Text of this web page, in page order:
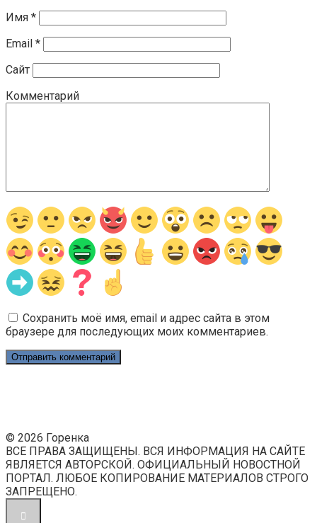
Имя *
Email *
Сайт
Комментарий
Сохранить моё имя, email и адрес сайта в этом
браузере для последующих моих комментариев.
© 2026 Горенка
ВСЕ ПРАВА ЗАЩИЩЕНЫ. ВСЯ ИНФОРМАЦИЯ НА САЙТЕ
ЯВЛЯЕТСЯ АВТОРСКОЙ. ОФИЦИАЛЬНЫЙ НОВОСТНОЙ
ПОРТАЛ. ЛЮБОЕ КОПИРОВАНИЕ МАТЕРИАЛОВ СТРОГО
ЗАПРЕЩЕНО.